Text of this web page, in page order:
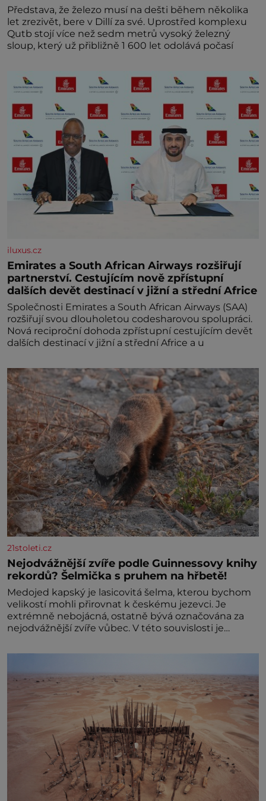
Představa, že železo musí na dešti během několika
let zrezivět, bere v Dillí za své. Uprostřed komplexu
Qutb stojí více než sedm metrů vysoký železný
sloup, který už přibližně 1 600 let odolává počasí
iluxus.cz
Emirates a South African Airways rozšiřují
partnerství. Cestujícím nově zpřístupní
dalších devět destinací v jižní a střední Africe
Společnosti Emirates a South African Airways (SAA)
rozšiřují svou dlouholetou codesharovou spolupráci.
Nová reciproční dohoda zpřístupní cestujícím devět
dalších destinací v jižní a střední Africe a u
21stoleti.cz
Nejodvážnější zvíře podle Guinnessovy knihy
rekordů? Šelmička s pruhem na hřbetě!
Medojed kapský je lasicovitá šelma, kterou bychom
velikostí mohli přirovnat k českému jezevci. Je
extrémně nebojácná, ostatně bývá označována za
nejodvážnější zvíře vůbec. V této souvislosti je